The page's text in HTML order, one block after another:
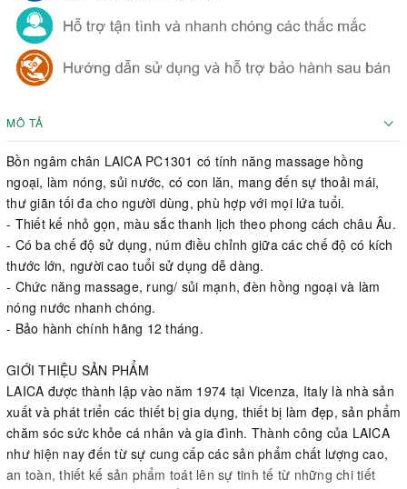
MÔ TẢ
Bồn ngâm chân LAICA PC1301 có tính năng massage hồng
ngoại, làm nóng, sủi nước, có con lăn, mang đến sự thoải mái,
thư giãn tối đa cho người dùng, phù hợp với mọi lứa tuổi.
- Thiết kế nhỏ gọn, màu sắc thanh lịch theo phong cách châu Âu.
- Có ba chế độ sử dụng, núm điều chỉnh giữa các chế độ có kích
thước lớn, người cao tuổi sử dụng dễ dàng.
- Chức năng massage, rung/ sủi mạnh, đèn hồng ngoại và làm
nóng nước nhanh chóng.
- Bảo hành chính hãng 12 tháng.
GIỚI THIỆU SẢN PHẨM
LAICA được thành lập vào năm 1974 tại Vicenza, Italy là nhà sản
xuất và phát triển các thiết bị gia dụng, thiết bị làm đẹp, sản phẩm
chăm sóc sức khỏe cá nhân và gia đình. Thành công của LAICA
như hiện nay đến từ sự cung cấp các sản phẩm chất lượng cao,
an toàn, thiết kế sản phẩm toát lên sự tinh tế từ những chi tiết